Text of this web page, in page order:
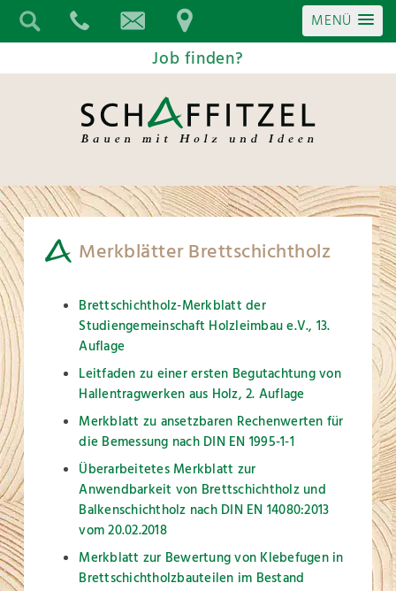
MENÜ
Job finden?
Merkblätter Brettschichtholz
Brettschichtholz-Merkblatt der
Studiengemeinschaft Holzleimbau e.V., 13.
Auflage
Leitfaden zu einer ersten Begutachtung von
Hallentragwerken aus Holz, 2. Auflage
Merkblatt zu ansetzbaren Rechenwerten für
die Bemessung nach DIN EN 1995-1-1
Überarbeitetes Merkblatt zur
Anwendbarkeit von Brettschichtholz und
Balkenschichtholz nach DIN EN 14080:2013
vom 20.02.2018
Merkblatt zur Bewertung von Klebefugen in
Brettschichtholzbauteilen im Bestand